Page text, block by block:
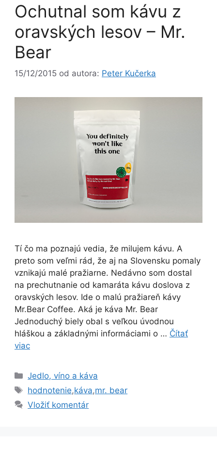
Ochutnal som kávu z
oravských lesov – Mr.
Bear
15/12/2015 od autora: Peter Kučerka
Tí čo ma poznajú vedia, že milujem kávu. A
preto som veľmi rád, že aj na Slovensku pomaly
vznikajú malé pražiarne. Nedávno som dostal
na prechutnanie od kamaráta kávu doslova z
oravských lesov. Ide o malú pražiareň kávy
Mr.Bear Coffee. Aká je káva Mr. Bear
Jednoduchý biely obal s veľkou úvodnou
hláškou a základnými informáciami o … Čítať
viac
Kategórie
Jedlo, víno a káva
Značky
hodnotenie,káva,mr. bear
Vložiť komentár